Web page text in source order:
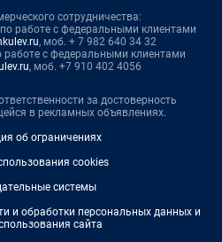
сотрудничества:
работе с федеральными клиентами
, моб. + 7 982 640 34 32
работе с федеральными клиентами
, моб. +7 910 402 4056
за достоверность
в рекламных объявлениях.
об ограничениях
cookies
системы
и обработки персональных данных и
сайта